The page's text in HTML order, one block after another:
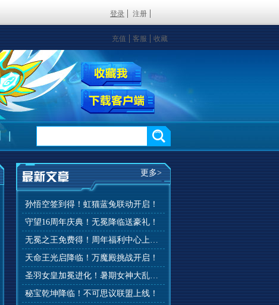
登录 注册
充值 客服 收藏
更多>
孙悟空签到得！虹猫蓝兔联动开启！
守望16周年庆典！无冕降临送豪礼！
无冕之王免费得！周年福利中心上线！
天命王光启降临！万魔殿挑战开启！
圣羽女皇加冕进化！暑期女神大乱斗开赛！
秘宝乾坤降临！不可思议联盟上线！